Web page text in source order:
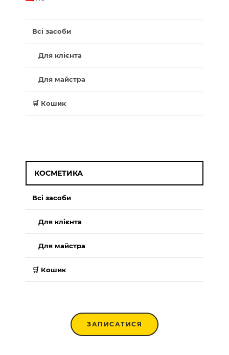
Всі засоби
Для клієнта
Для майстра
🛒 Кошик
КОСМЕТИКА
Всі засоби
Для клієнта
Для майстра
🛒 Кошик
ЗАПИСАТИСЯ